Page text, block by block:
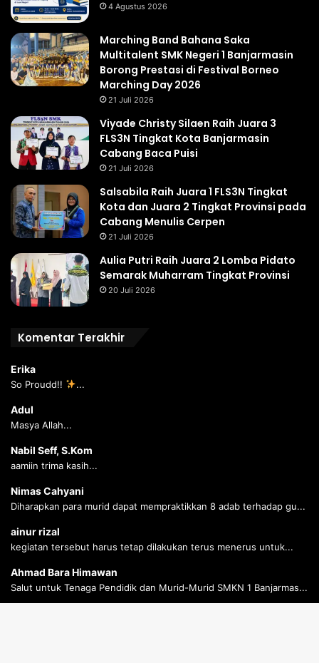
4 Agustus 2026
Marching Band Bahana Saka
Multitalent SMK Negeri 1 Banjarmasin
Borong Prestasi di Festival Borneo
Marching Day 2026
21 Juli 2026
Viyade Christy Silaen Raih Juara 3
FLS3N Tingkat Kota Banjarmasin
Cabang Baca Puisi
21 Juli 2026
Salsabila Raih Juara 1 FLS3N Tingkat
Kota dan Juara 2 Tingkat Provinsi pada
Cabang Menulis Cerpen
21 Juli 2026
Aulia Putri Raih Juara 2 Lomba Pidato
Semarak Muharram Tingkat Provinsi
20 Juli 2026
Komentar Terakhir
Erika
So Proudd!! ...
Adul
Masya Allah...
Nabil Seff, S.Kom
aamiin trima kasih...
Nimas Cahyani
Diharapkan para murid dapat mempraktikkan 8 adab terhadap gu...
ainur rizal
kegiatan tersebut harus tetap dilakukan terus menerus untuk...
Ahmad Bara Himawan
Salut untuk Tenaga Pendidik dan Murid-Murid SMKN 1 Banjarmas...